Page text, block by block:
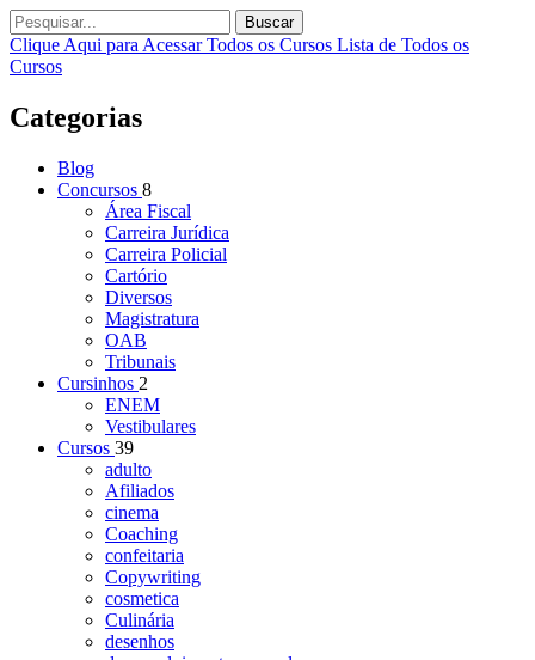
Buscar
Clique Aqui para Acessar Todos os Cursos Lista de Todos os
Cursos
Categorias
Blog
Concursos 8
Área Fiscal
Carreira Jurídica
Carreira Policial
Cartório
Diversos
Magistratura
OAB
Tribunais
Cursinhos 2
ENEM
Vestibulares
Cursos 39
adulto
Afiliados
cinema
Coaching
confeitaria
Copywriting
cosmetica
Culinária
desenhos